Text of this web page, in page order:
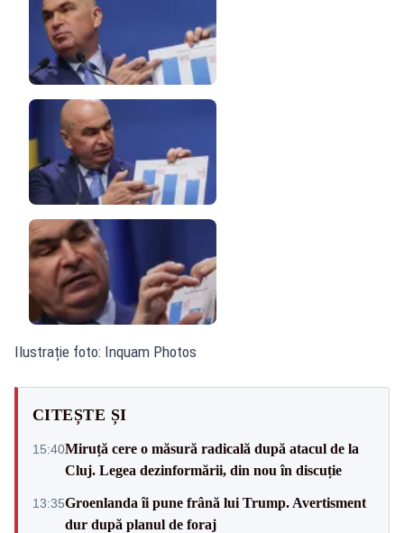
Ilustrație foto: Inquam Photos
CITEȘTE ȘI
15:40Miruță cere o măsură radicală după atacul de la
Cluj. Legea dezinformării, din nou în discuție
13:35Groenlanda îi pune frână lui Trump. Avertisment
dur după planul de foraj